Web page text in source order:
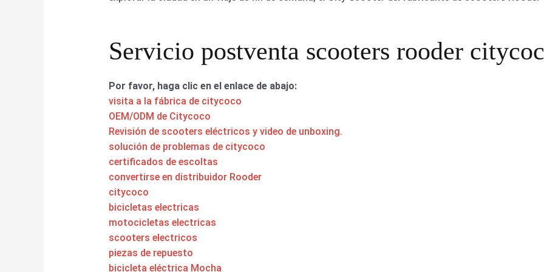
Servicio postventa scooters rooder
Por favor, haga clic en el enlace de abajo:
visita a la fábrica de citycoco
OEM/ODM de Citycoco
Revisión de scooters eléctricos y video de unboxing.
solución de problemas de citycoco
certificados de escoltas
convertirse en distribuidor Rooder
citycoco
bicicletas electricas
motocicletas electricas
scooters electricos
piezas de repuesto
bicicleta eléctrica Mocha